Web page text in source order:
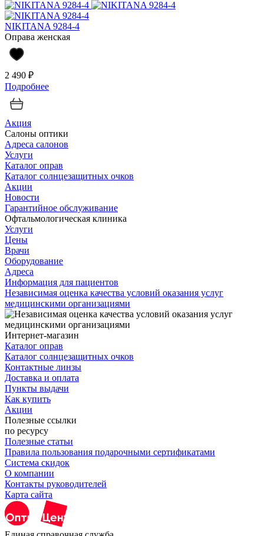
NIKITANA 9284-4
Оправа женская
2 490 ₽
Подробнее
Акция
Салоны оптики
Адреса салонов
Услуги
Каталог оправ
Каталог солнцезащитных очков
Акции
Новости
Гарантийное обслуживание
Офтальмологическая клиника
Услуги
Цены
Врачи
Оборудование
Адреса
Информация для пациентов
Независимая оценка качества условий оказания услуг
медицинскими организациями
Интернет-магазин
Каталог оправ
Каталог солнцезащитных очков
Контактные линзы
Доставка и оплата
Пункты выдачи
Как купить
Акции
Полезные ссылки
по ресурсу
Полезные статьи
Правила пользования подарочными сертификатами
Система скидок
О компании
Контакты руководителей
Карта сайта